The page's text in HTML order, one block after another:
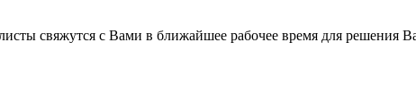
свяжутся с Вами в ближайшее рабочее время для решения